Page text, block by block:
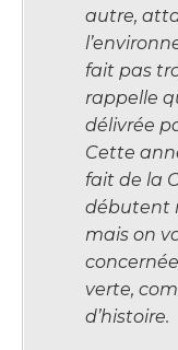
autre,
fait pas
rappelle
délivrée
Cette
fait de la
débutent
mais on
verte,
d’histoire.